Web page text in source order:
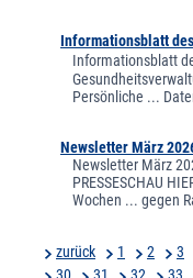
Informationsblatt
Informationsblatt
Persönliche ...
Newsletter März
Newsletter März
PRESSESCHAU
Wochen ... gegen
zurück 1 2 3
30
31 32 33